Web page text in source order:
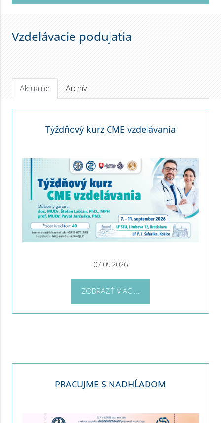
Vzdelávacie podujatia
Aktuálne Archív
Týždňový kurz CME vzdelávania
07.09.2026
ZOBRAZIŤ VIAC ...
PRACUJME S NADHĹADOM